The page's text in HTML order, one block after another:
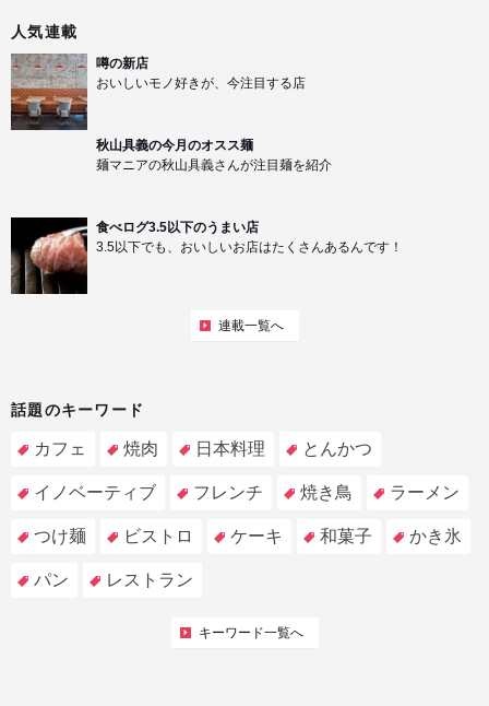
人気連載
噂の新店
おいしいモノ好きが、今注目する店
秋山具義の今月のオスス麺
麺マニアの秋山具義さんが注目麺を紹介
食べログ3.5以下のうまい店
3.5以下でも、おいしいお店はたくさんあるんです！
連載一覧へ
話題のキーワード
カフェ 焼肉 日本料理 とんかつ
イノベーティブ フレンチ 焼き鳥 ラーメン
つけ麺 ビストロ ケーキ 和菓子 かき氷
パン レストラン
キーワード一覧へ